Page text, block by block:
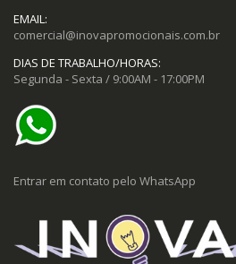
EMAIL:
comercial@inovapromocionais.com.br
DIAS DE TRABALHO/HORAS:
Segunda - Sexta / 9:00AM - 17:00PM
Entrar em contato pelo WhatsApp